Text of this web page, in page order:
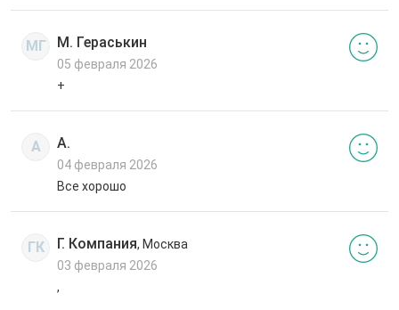
МГ М. Гераськин
05 февраля 2026
+
А А.
04 февраля 2026
Все хорошо
ГК Г. Компания, Москва
03 февраля 2026
,